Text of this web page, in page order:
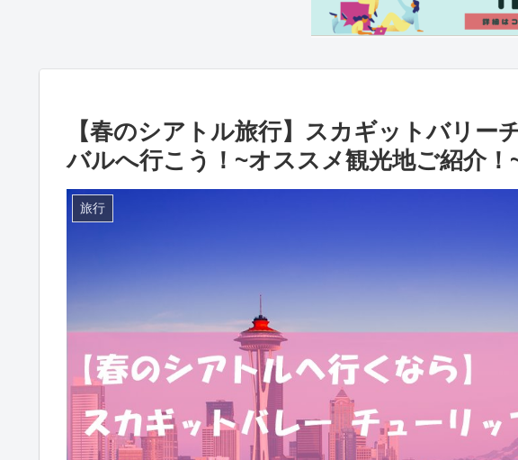
【春のシアトル旅行】スカギットバリー
バルへ行こう！~オススメ観光地ご紹介！
旅行